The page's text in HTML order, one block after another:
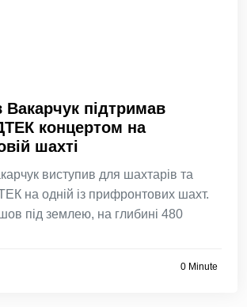
підтримав
концертом на
шахті
виступив для шахтарів та
на одній із прифронтових шахт.
під землею, на глибині 480
0 Minute